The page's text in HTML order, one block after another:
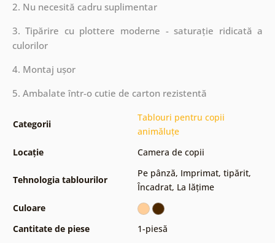
2. Nu necesită cadru suplimentar
3. Tipărire cu plottere moderne - saturație ridicată a
culorilor
4. Montaj ușor
5. Ambalate într-o cutie de carton rezistentă
Categorii
Tablouri pentru copii
animăluțe
Locație
Camera de copii
Tehnologia tablourilor
Pe pânză, Imprimat, tipărit,
Încadrat, La lățime
Culoare
Cantitate de piese
1-piesă